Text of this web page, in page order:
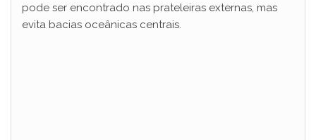
pode ser encontrado nas prateleiras externas, mas
evita bacias oceânicas centrais.